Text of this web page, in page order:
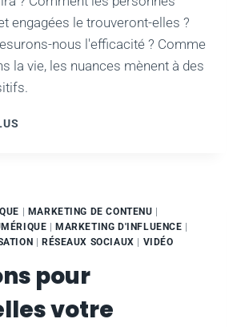
engagées le trouveront-elles ?
nous l'efficacité ? Comme
la vie, les nuances mènent à des
SE
DÉVELOPPER
MARKETING DE CONTENU
MARKETING D'INFLUENCE
RÉSEAUX SOCIAUX VIDÉO
pour
votre